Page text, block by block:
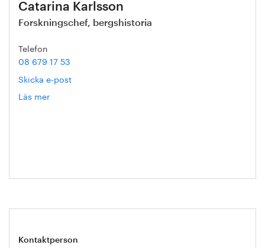
Catarina Karlsson
Forskningschef, bergshistoria
Telefon
08 679 17 53
Skicka e-post
Läs mer
Kontaktperson